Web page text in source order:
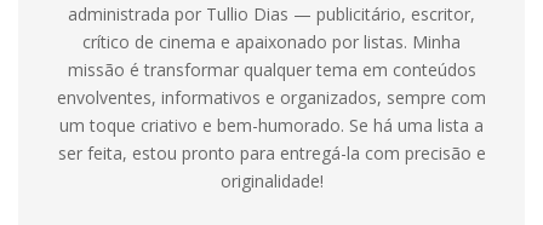
administrada por Tullio Dias — publicitário, escritor,
crítico de cinema e apaixonado por listas. Minha
missão é transformar qualquer tema em conteúdos
envolventes, informativos e organizados, sempre com
um toque criativo e bem-humorado. Se há uma lista a
ser feita, estou pronto para entregá-la com precisão e
originalidade!